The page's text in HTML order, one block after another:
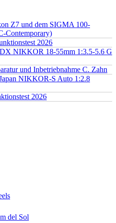
Z7 und dem SIGMA 100-
Contemporary)
2026
NIKKOR 18-55mm 1:3.5-5.6 G
und Inbetriebnahme C. Zahn
NIKKOR-S Auto 1:2.8
2026
del Sol